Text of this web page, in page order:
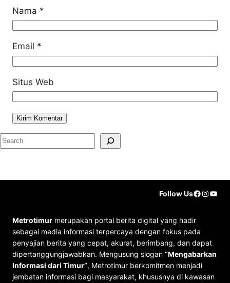
Nama *
Email *
Situs Web
S
r
Follow Us
Metrotimur merupakan portal berita digital yang hadir
sebagai media informasi terpercaya dengan fokus pada
penyajian berita yang cepat, akurat, berimbang, dan dapat
dipertanggungjawabkan. Mengusung slogan “Mengabarkan
Informasi dari Timur”, Metrotimur berkomitmen menjadi
jembatan informasi bagi masyarakat, khususnya di kawasan